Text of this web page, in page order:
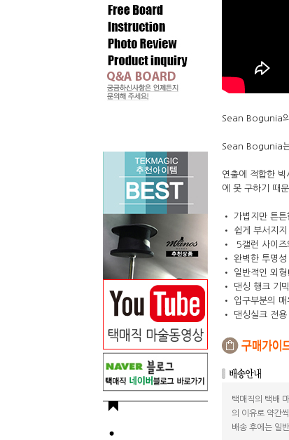
Sean Bogunia의
Sean Bogunia는
연출에 적합한
에 못 구하기 때
• 가볍지만 튼튼
• 쉽게 부서지지
• 5갤런 사이즈
• 완벽한 투명성
• 일반적인 외형
• 댄싱 행크 기
• 입구부분의 매
• 댄싱실크 전용
택매직의 택배
의 이유로 약간
배송 후에는 일